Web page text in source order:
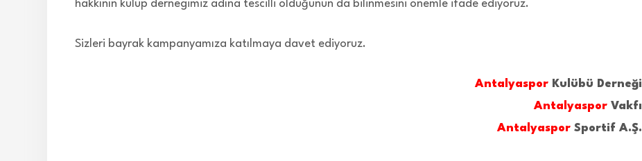
hakkının kulüp dernegimiz adına tescilli olduğunun da bilinmesini önemle ifade ediyoruz.
Sizleri bayrak kampanyamıza katılmaya davet ediyoruz.
Antalyaspor Kulübü Derneği
Antalyaspor Vakfı
Antalyaspor Sportif A.Ş.